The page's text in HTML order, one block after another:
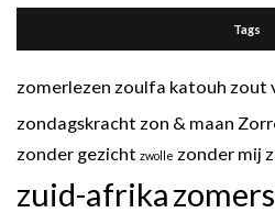
Tags
zomerlezen zoulfa katouh zout
zondagskracht zon & maan
zonder gezicht zwolle zonder mij
zuid-afrika